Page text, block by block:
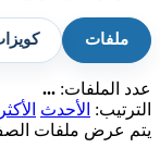
ملفات
عدد الملفات: ...
الترتيب:
الأحدث
يتم عرض ملفات